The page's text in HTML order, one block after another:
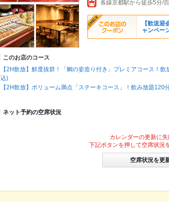
【歓送
ャンペー
このお店のコース
【2H飲放】鮮度抜群！「鯛の姿造り付き」プレミアコース！
込)
【2H飲放】ボリューム満点「ステーキコース」！飲み放題120
ネット予約の空席状況
カレンダーの更新に失
下記ボタンを押して空席状況
空席状況を更